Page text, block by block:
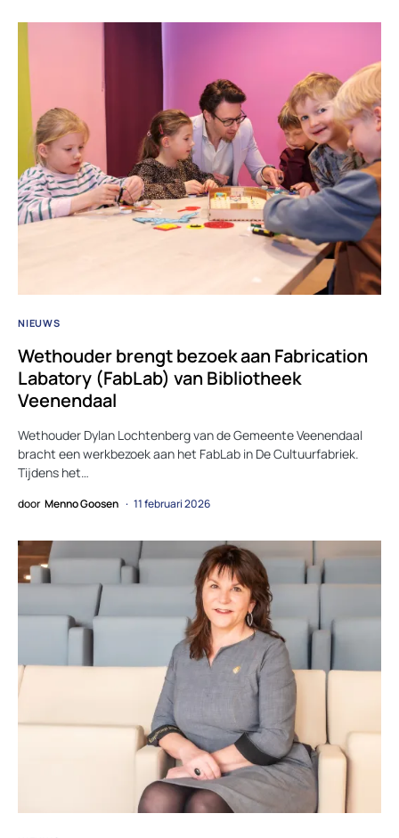
NIEUWS
Wethouder brengt bezoek aan Fabrication
Labatory (FabLab) van Bibliotheek
Veenendaal
Wethouder Dylan Lochtenberg van de Gemeente Veenendaal
bracht een werkbezoek aan het FabLab in De Cultuurfabriek.
Tijdens het…
door Menno Goosen 11 februari 2026